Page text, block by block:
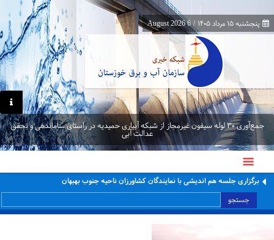
پنجشنبه ۱۵ مرداد ۱۴۰۵ /
6 August 2026
جمع‌آوری ۳۰ لوله سیفون غیرمجاز از شبکه آبیاری حمیدیه در راستای ساماندهی و تحقق
عدالت آبی
برگزاری جلسه هم اندیشی با نمایندگان کشاورزان ناحیه جنوب بهبهان
جستجو